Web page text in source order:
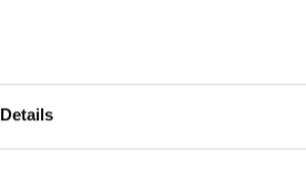
Details